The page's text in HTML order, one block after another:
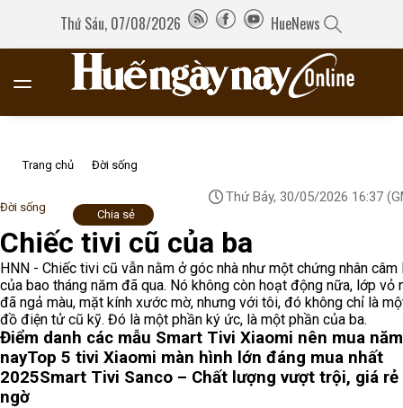
Thứ Sáu, 07/08/2026 HueNews
Trang chủ Đời sống
Đời sống
Thứ Bảy, 30/05/2026 16:37
Chia sẻ
Chiếc tivi cũ của ba
HNN - Chiếc tivi cũ vẫn nằm ở góc nhà như một chứng nhân câm
của bao tháng năm đã qua. Nó không còn hoạt động nữa, lớp vỏ
đã ngả màu, mặt kính xước mờ, nhưng với tôi, đó không chỉ là
đồ điện tử cũ kỹ. Đó là một phần ký ức, là một phần của ba.
Điểm danh các mẫu Smart Tivi Xiaomi nên mua năm
nayTop 5 tivi Xiaomi màn hình lớn đáng mua nhất
2025Smart Tivi Sanco – Chất lượng vượt trội, giá rẻ
ngờ